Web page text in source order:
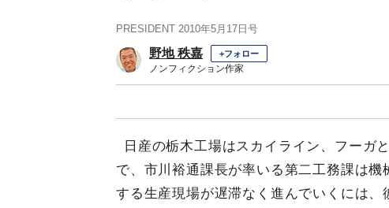
PRESIDENT 2010年5月17日号
野地 秩嘉 +フォロー
ノンフィクション作家
日産の栃木工場はスカイライン、フーガ
で、市川裕通課長が率いる第二工務課は
する生産現場が遅滞なく進んでいくには、